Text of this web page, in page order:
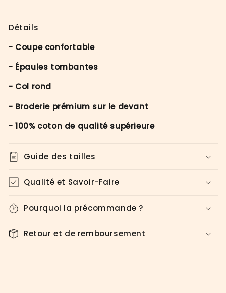
Détails
- Coupe confortable
- Épaules tombantes
- Col rond
- Broderie prémium sur le devant
- 100% coton de qualité supérieure
Guide des tailles
Qualité et Savoir-Faire
Pourquoi la précommande ?
Retour et de remboursement